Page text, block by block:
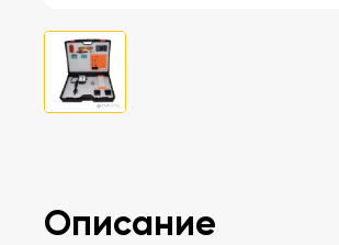
Описание